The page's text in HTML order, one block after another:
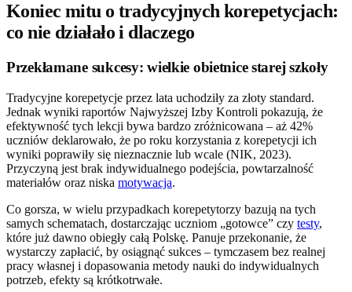
Koniec mitu o tradycyjnych korepetycjach:
co nie działało i dlaczego
Przekłamane sukcesy: wielkie obietnice starej szkoły
Tradycyjne korepetycje przez lata uchodziły za złoty standard.
Jednak wyniki raportów Najwyższej Izby Kontroli pokazują, że
efektywność tych lekcji bywa bardzo zróżnicowana – aż 42%
uczniów deklarowało, że po roku korzystania z korepetycji ich
wyniki poprawiły się nieznacznie lub wcale (NIK, 2023).
Przyczyną jest brak indywidualnego podejścia, powtarzalność
materiałów oraz niska motywacja.
Co gorsza, w wielu przypadkach korepetytorzy bazują na tych
samych schematach, dostarczając uczniom „gotowce” czy testy,
które już dawno obiegły całą Polskę. Panuje przekonanie, że
wystarczy zapłacić, by osiągnąć sukces – tymczasem bez realnej
pracy własnej i dopasowania metody nauki do indywidualnych
potrzeb, efekty są krótkotrwałe.